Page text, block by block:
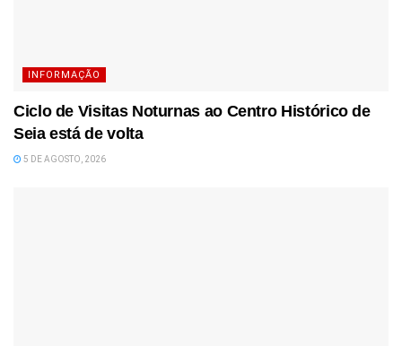
INFORMAÇÃO
Ciclo de Visitas Noturnas ao Centro Histórico de
Seia está de volta
5 DE AGOSTO, 2026